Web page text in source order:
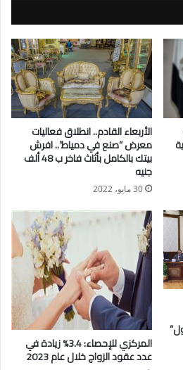
المركبات، منذ انطلاقها فى مارس ٢٠٢١ وحتى الآن، بدلاً من عرباتهم
التى مر عليها ٢٠ عامًا فأكثر، وذلك رغم كل التحديات
اضطراب بسلاسل الإمداد والتوريد،
والخدمات، إضافة إلى الضغوط
للدولة، موضحًا أن الخزانة العامة
مليون جنيه قيمة الحافز الأخضر لهذه السيارات،
ائتمانية من خلال البنوك
المشاركة تتمثل في سعر فائدة ٣٪؜ عائد سنوى مقطوع وتسهيلات فى
والسيارة، فضلًا على وثيقة تأمين
إلى محافظات القاهرة، والجيزة،
والشرقية، والبحيرة، وبنى
وبورسعيد، والسويس، والبحر
الشيخ، بما يعكس حرص الحكومة
فى إطار السعي للتحول الأخضر،
بالمحافظات، وتوطين صناعة
المكون المحلى.
الأربعاء القادم.. انطلاق فعاليات
معرض “صنع في دمياط”.. افرش
بيتك بالكامل بأثاث فاخر ب 48 ألف
جنيه
30 مايو، 2022
المركزي للإحصاء: 3.4% زيادة في
عدد عقود الزواج خلال عام 2023